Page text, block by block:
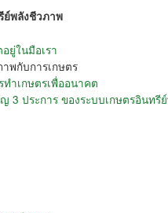
ย์พลังชีวภาพ
ยู่ในมือเรา
พกับการเกษตร
ำเกษตรเพื่ออนาคต
3 ประการ ของระบบเกษตรอินทรี